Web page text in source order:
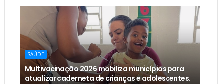
SAÚDE
Multivacinação 2026 mobiliza municípios para
atualizar caderneta de crianças e adolescentes.